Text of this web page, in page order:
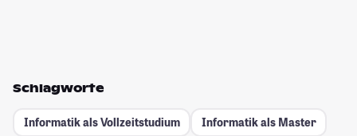
Schlagworte
Informatik als Vollzeitstudium
Informatik als Master